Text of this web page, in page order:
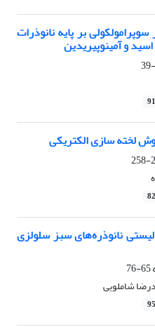
بر پایه نانوذرات
و آمینوپیریدین
لخته سازی الکتریکی
نانوذره‌های سبز سلولزی
65-76
شاملویی